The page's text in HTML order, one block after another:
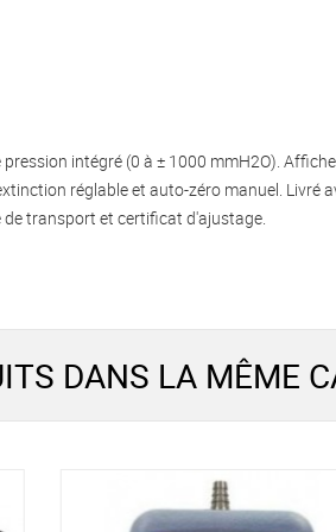
intégré (0 à ± 1000 mmH2O).
réglable et auto-zéro manuel. Livré
transport et certificat d'ajustage.
DANS LA MÊME